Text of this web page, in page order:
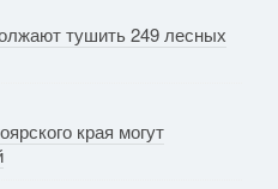
тушить 249 лесных
края могут